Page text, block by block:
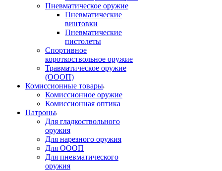
Пневматическое оружие
Пневматические
винтовки
Пневматические
пистолеты
Спортивное
короткоствольное оружие
Травматическое оружие
(ОООП)
Комиссионные товары
Комиссионное оружие
Комиссионная оптика
Патроны
Для гладкоствольного
оружия
Для нарезного оружия
Для ОООП
Для пневматического
оружия